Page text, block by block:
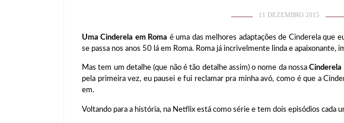
11 DEZEMBRO 2015
Uma Cinderela em Roma é uma das melhores adaptações de Cinderela que
se passa nos anos 50 lá em Roma. Roma já incrivelmente linda e apaixonante,
Mas tem um detalhe (que não é tão detalhe assim) o nome da nossaCinderela
pela primeira vez, eu pausei e fui reclamar pra minha avó, como é que a
em.
Voltando para a história, na Netflix está como série e tem dois episódios cada